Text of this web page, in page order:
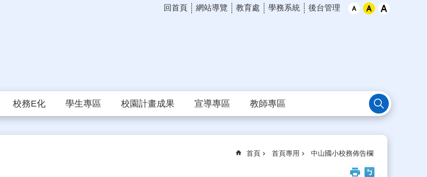
回首頁 網站導覽 教育處 學務系統 後台管理
校務E化 學生專區 校園計畫成果 宣導專區 教師專區
首頁 首頁專用 中山國小校務佈告欄